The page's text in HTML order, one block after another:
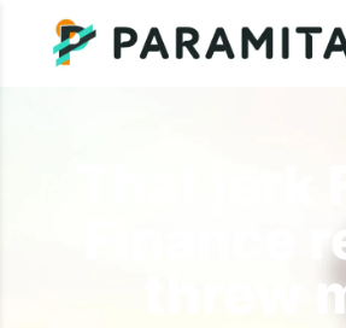
That jerk
Finance
threw